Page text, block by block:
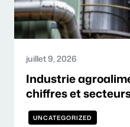
juillet 9, 2026
Industrie
chiffres et
UNCATEGORIZED